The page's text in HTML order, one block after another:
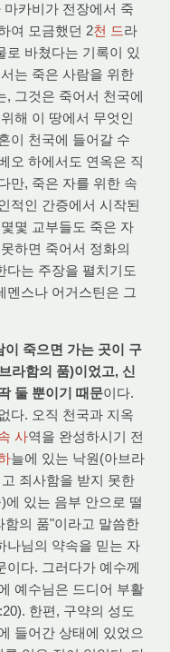
카비가 전장에서 죽
여 모금했던 2천 드라
로 바쳤다는 기록이 있
는 죽은 사람을 위한
, 그것은 죽어서 천국에
해 이 땅에서 무엇인
이 천국에 들어갈 수
오 하에서도 연옥은 직
만, 죽은 자를 위한 속
적인 간증에서 시작된
몇 교부들도 죽은 자
하면 죽어서 정화의
다는 주장을 펼치기도
멘스나 어거스틴은 그
이 죽으면 가는 곳이 구
라함의 품)이었고, 신
둘 뿐이기 때문이다.
다. 오직 천국과 지옥
사역을 완성하시기 전
늘에 있는 낙원(아브라
죄사함을 받지 못한
에 있는 음부 안으로 떨
함의 품"이라고 말씀한
나님의 약속을 믿는 자
이다. 그러다가 예수께
예수님은 드디어 부활
한편, 구약의 성도
들어간 상태에 있었으